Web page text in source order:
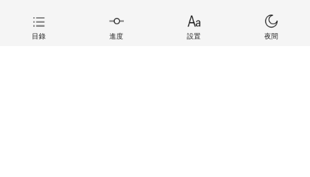
目錄 進度 設置 夜間